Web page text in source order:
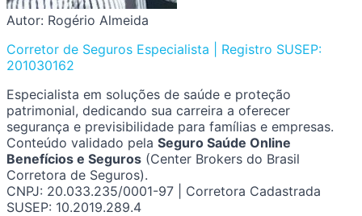
Autor: Rogério Almeida
Corretor de Seguros Especialista | Registro SUSEP:
201030162
Especialista em soluções de saúde e proteção
patrimonial, dedicando sua carreira a oferecer
segurança e previsibilidade para famílias e empresas.
Conteúdo validado pela Seguro Saúde Online
Benefícios e Seguros (Center Brokers do Brasil
Corretora de Seguros).
CNPJ: 20.033.235/0001-97 | Corretora Cadastrada
SUSEP: 10.2019.289.4